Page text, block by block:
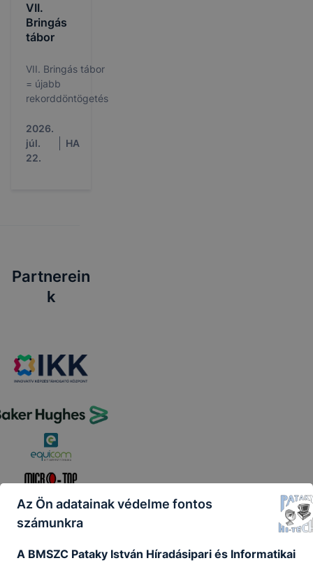
VII.
Bringás
tábor
VII. Bringás tábor
= újabb
rekorddöntögetés
2026.
júl.
22.
HA
Partnerein
k
Az Ön adatainak védelme fontos
számunkra
A BMSZC Pataky István Híradásipari és Informatikai